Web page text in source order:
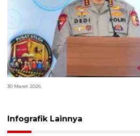
Polri bangun Laboratorium Sosial
30 Maret 2026
Infografik Lainnya